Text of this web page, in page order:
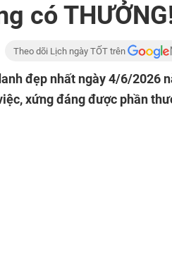
có
Theo dõi Lịch ngày TỐT trên
đẹp nhất ngày 4/6/2026
xứng đáng được phần